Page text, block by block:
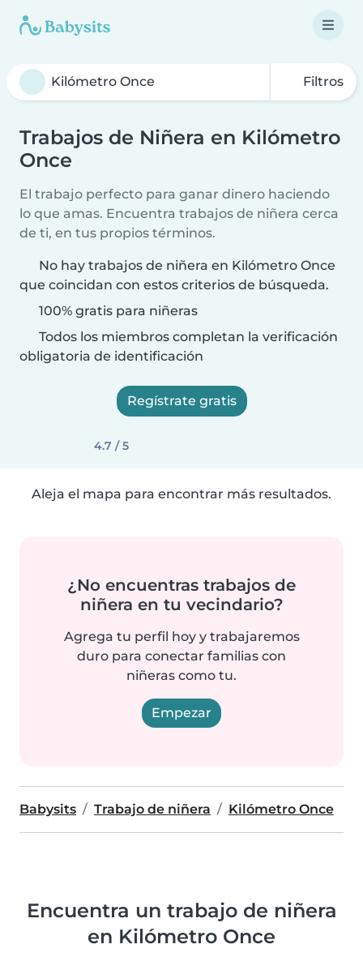
Filtros
Trabajos de Niñera en Kilómetro
Once
El trabajo perfecto para ganar dinero haciendo
lo que amas. Encuentra trabajos de niñera cerca
de ti, en tus propios términos.
No hay trabajos de niñera en Kilómetro Once
que coincidan con estos criterios de búsqueda.
100% gratis para niñeras
Todos los miembros completan la verificación
obligatoria de identificación
Regístrate gratis
4.7 / 5
Aleja el mapa para encontrar más resultados.
¿No encuentras trabajos de
niñera en tu vecindario?
Agrega tu perfil hoy y trabajaremos
duro para conectar familias con
niñeras como tu.
Empezar
Babysits Trabajo de niñera Kilómetro Once
Encuentra un trabajo de niñera
en Kilómetro Once